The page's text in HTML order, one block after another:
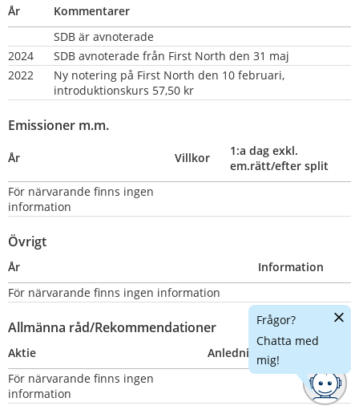
År
Kommentarer
SDB är avnoterade
2024
SDB avnoterade från First North den 31 maj
2022
Ny notering på First North den 10 februari,
introduktionskurs 57,50 kr
Emissioner m.m.
År Villkor
1:a dag exkl.
em.rätt/efter split
För närvarande finns ingen
information
Övrigt
År
Information
För närvarande finns ingen information
Allmänna råd/Rekommendationer
Aktie Anledning
För närvarande finns ingen
information
Frågor?
Chatta med
mig!
Dölj